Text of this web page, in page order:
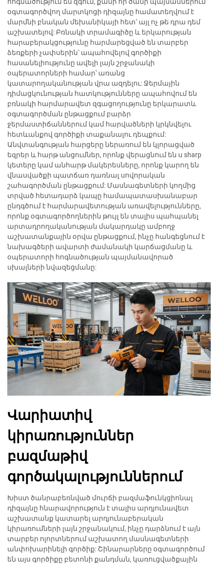
օգտագործվող մարտկոցի դիզայնը համատեղվում է
մարմնի բնական մեխանիկայի հետ՝ այլ ոչ թե դրա դեմ
աշխատելով: Բռնակի տրամագիծը և երկարության
հարաբերակցությունը հարմարեցված են տարբեր
ձեռքերի չափսերին՝ ապահովելով գործիքի
հասանելիությունը ավելի լայն շրջանակի
օպերատորների համար՝ առանց
կատարողականության վրա ազդելու: Ջերմային
դիմացկունության հատկությունները ապահովում են
բռնակի հարմարավետ զգացողությունը երկարատև
օգտագործման ընթացքում բարձր
ջերմաստիճաններում կամ հարվածների կրկնվելու
հետևանքով գործիքի տաքանալու դեպքում:
Անվտանգության հարցերը ներառում են կլորացված
եզրեր և հարթ անցումներ, որոնք վերացնում են ս sharp
կետերը կամ անհարթ մակերեսները, որոնք կարող են
վնասվածքի պատճառ դառնալ սովորական
շահագործման ընթացքում: Մասնագետների կողմից
տրված հետադարձ կապը համապատասխանաբար
ընդգծում է հարմարավետության առավելությունները,
որոնք օգտագործողներին թույլ են տալիս պահպանել
արտադրողականության մակարդակը ամբողջ
աշխատանքային օրվա ընթացքում, ինչը հանգեցնում է
նախագծերի ավարտի ժամանակի կարճացմանը և
օպերատորի հոգնածության պայմանավորած
սխալների նվազեցմանը:
Վարիատիվ
կիրառություններ
բազմաթիվ
գործակալություններում
Խիստ ծանրաբեռնված մուրճի բազմաֆունկցիոնալ
դիզայնը հնարավորություն է տալիս արդյունավետ
աշխատանք կատարել արդյունաբերական
կիրառումների լայն շրջանակում, ինչը դարձնում է այն
տարբեր ոլորտներում աշխատող մասնագետների
անփոխարինելի գործիք: Շինարարները օգտագործում
են այս գործիքը բետոնի քանդման, կառուցվածքային